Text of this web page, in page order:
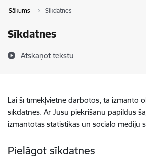
Sākums Sīkdatnes
Sīkdatnes
Atskaņot tekstu
Lai šī tīmekļvietne darbotos, tā izmanto
sīkdatnes. Ar Jūsu piekrišanu papildus
izmantotas statistikas un sociālo mediju
Pielāgot sīkdatnes